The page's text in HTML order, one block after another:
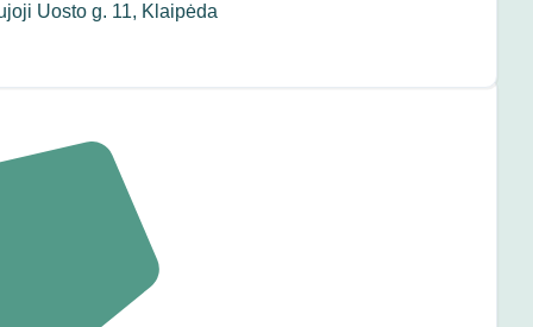
Uosto g. 11, Klaipėda